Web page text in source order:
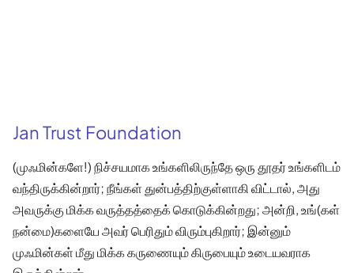
Jan Trust Foundation
(முஃமின்களே!) நிச்சயமாக உங்களிலிருந்தே ஒரு தூதர் உங்களிடம்
வந்திருக்கின்றார்; நீங்கள் துன்பத்திற்குள்ளாகி விட்டால், அது
அவருக்கு மிக்க வருத்தத்தைக் கொடுக்கின்றது; அன்றி, உங்(கள்
நன்மை)களையே அவர் பெரிதும் விரும்புகிறார்; இன்னும்
முஃமின்கள் மீது மிக்க கருணையும் கிருபையும் உடையவராக